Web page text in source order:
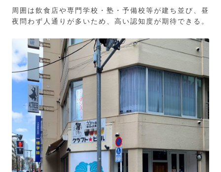
周囲は飲食店や専門学校・塾・予備校等が建ち並び、昼
夜問わず人通りが多いため、高い認知度が期待できる。